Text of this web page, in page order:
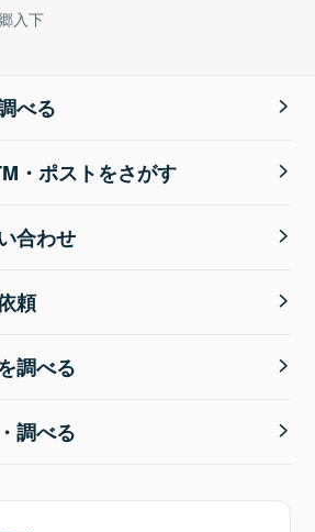
入下
べる
・ポストをさがす
合わせ
頼
調べる
調べる